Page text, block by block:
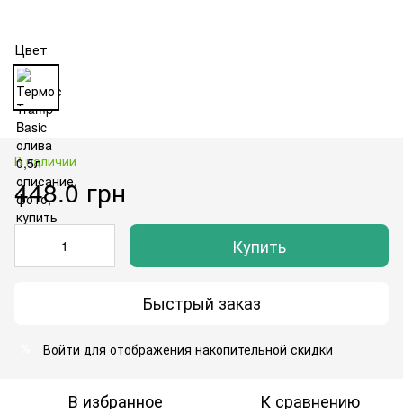
Цвет
В наличии
448.0 грн
Купить
Быстрый заказ
Войти для отображения накопительной скидки
В избранное К сравнению